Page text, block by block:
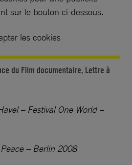
sur le bouton ci-dessous.
les cookies
du Film documentaire, Lettre à
– Festival One World –
– Berlin 2008